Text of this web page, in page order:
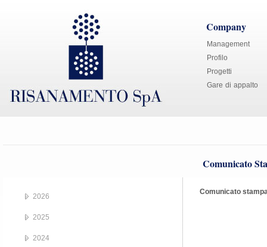
Company
Management
Profilo
Progetti
Gare di appalto
Comunicato
Comunicato
2026
2025
2024